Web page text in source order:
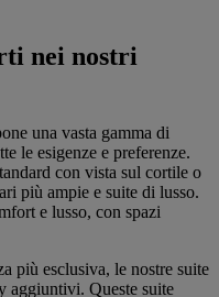
nei nostri
una vasta gamma di
le esigenze e preferenze.
con vista sul cortile o
più ampie e suite di lusso.
e lusso, con spazi
più esclusiva, le nostre suite
aggiuntivi. Queste suite